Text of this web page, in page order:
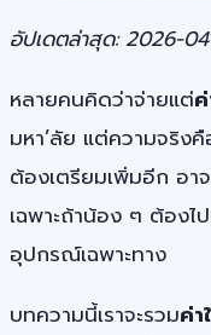
อัปเดตล่าสุด: 2026-
หลายคนคิดว่าจ่ายแต่
มหา’ลัย แต่ความจริงคื
ต้องเตรียมเพิ่มอีก อา
เฉพาะถ้าน้อง ๆ ต้องไ
อุปกรณ์เฉพาะทาง
บทความนี้เราจะรวมค่า